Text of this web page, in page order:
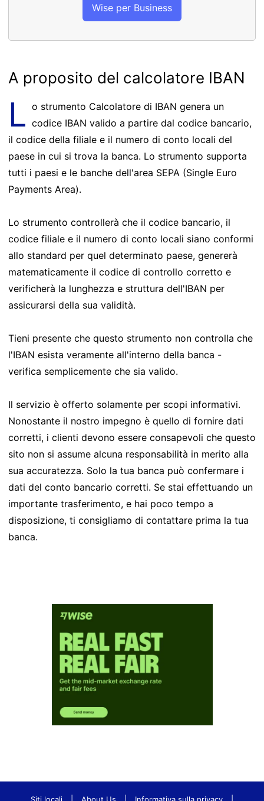
Wise per Business
A proposito del calcolatore IBAN
L o strumento Calcolatore di IBAN genera un
codice IBAN valido a partire dal codice bancario,
il codice della filiale e il numero di conto locali del
paese in cui si trova la banca. Lo strumento supporta
tutti i paesi e le banche dell'area SEPA (Single Euro
Payments Area).
Lo strumento controllerà che il codice bancario, il
codice filiale e il numero di conto locali siano conformi
allo standard per quel determinato paese, genererà
matematicamente il codice di controllo corretto e
verificherà la lunghezza e struttura dell'IBAN per
assicurarsi della sua validità.
Tieni presente che questo strumento non controlla che
l'IBAN esista veramente all'interno della banca -
verifica semplicemente che sia valido.
Il servizio è offerto solamente per scopi informativi.
Nonostante il nostro impegno è quello di fornire dati
corretti, i clienti devono essere consapevoli che questo
sito non si assume alcuna responsabilità in merito alla
sua accuratezza. Solo la tua banca può confermare i
dati del conto bancario corretti. Se stai effettuando un
importante trasferimento, e hai poco tempo a
disposizione, ti consigliamo di contattare prima la tua
banca.